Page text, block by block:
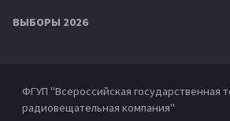
ВЫБОРЫ 2026
ФГУП "Всероссийская государственная
радиовещательная компания"